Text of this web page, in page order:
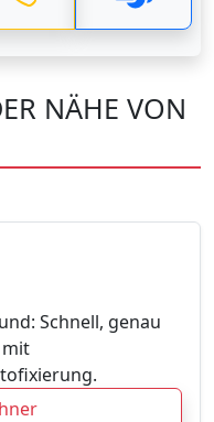
NÄHE VON
Schnell, genau